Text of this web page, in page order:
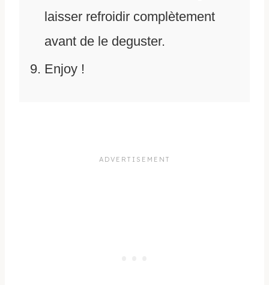
laisser refroidir complètement
avant de le deguster.
Enjoy !